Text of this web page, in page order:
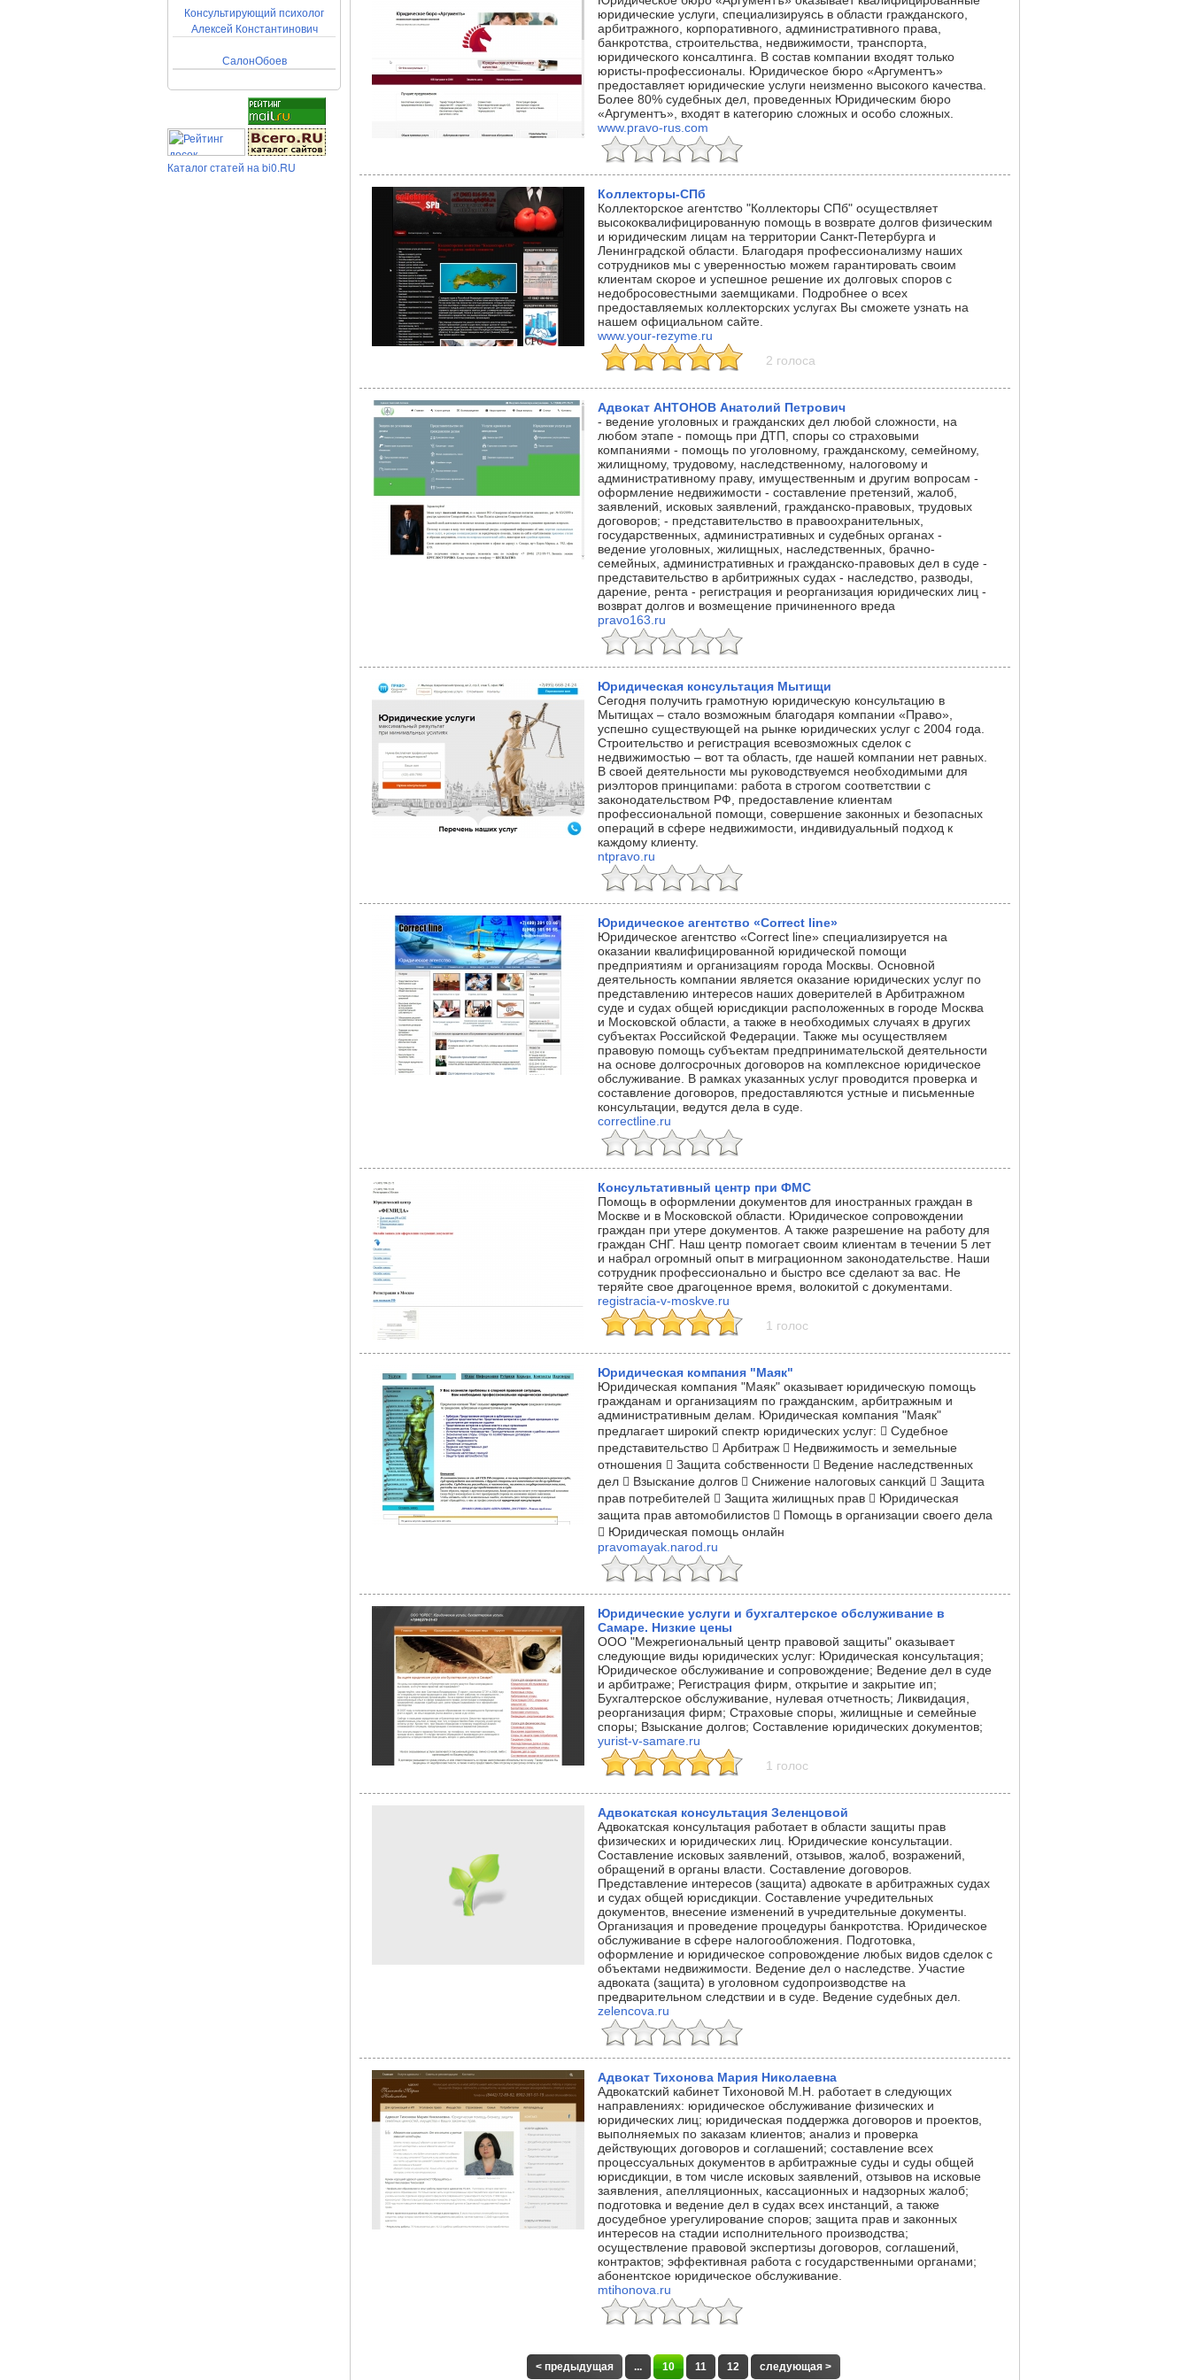
Консультирующий психолог
Алексей Константинович
СалонОбоев
Каталог статей на bi0.RU
юридические услуги, специализируясь в области гражданского,
арбитражного, корпоративного, административного права,
банкротства, строительства, недвижимости, транспорта,
юридического консалтинга. В состав компании входят только
юристы-профессионалы. Юридическое бюро «Аргументъ»
предоставляет юридические услуги неизменно высокого качества.
Более 80% судебных дел, проведенных Юридическим бюро
«Аргументъ», входят в категорию сложных и особо сложных.
www.pravo-rus.com
Коллекторы-СПб
Коллекторское агентство "Коллекторы СПб" осуществляет
высококвалифицированную помощь в возврате долгов физическим
и юридическим лицам на территории Санкт-Петербурга и
Ленинградской области. Благодаря профессионализму наших
сотрудников мы с уверенностью можем гарантировать своим
клиентам скорое и успешное решение их долговых споров с
недобросовестными заемщиками. Подробнее о всех
предоставляемых коллекторских услугах Вы сможете узнать на
нашем официальном сайте.
www.your-rezyme.ru
2 голоса
Адвокат АНТОНОВ Анатолий Петрович
- ведение уголовных и гражданских дел любой сложности, на
любом этапе - помощь при ДТП, споры со страховыми
компаниями - помощь по уголовному, гражданскому, семейному,
жилищному, трудовому, наследственному, налоговому и
административному праву, имущественным и другим вопросам -
оформление недвижимости - составление претензий, жалоб,
заявлений, исковых заявлений, гражданско-правовых, трудовых
договоров; - представительство в правоохранительных,
государственных, административных и судебных органах -
ведение уголовных, жилищных, наследственных, брачно-
семейных, административных и гражданско-правовых дел в суде -
представительство в арбитрижных судах - наследство, разводы,
дарение, рента - регистрация и реорганизация юридических лиц -
возврат долгов и возмещение причиненного вреда
pravo163.ru
Юридическая консультация Мытищи
Сегодня получить грамотную юридическую консультацию в
Мытищах – стало возможным благодаря компании «Право»,
успешно существующей на рынке юридических услуг с 2004 года.
Строительство и регистрация всевозможных сделок с
недвижимостью – вот та область, где нашей компании нет равных.
В своей деятельности мы руководствуемся необходимыми для
риэлторов принципами: работа в строгом соответствии с
законодательством РФ, предоставление клиентам
профессиональной помощи, совершение законных и безопасных
операций в сфере недвижимости, индивидуальный подход к
каждому клиенту.
ntpravo.ru
Юридическое агентство «Correct line»
Юридическое агентство «Correct line» специализируется на
оказании квалифицированной юридической помощи
предприятиям и организациям города Москвы. Основной
деятельность компании является оказание юридических услуг по
представлению интересов наших доверителей в Арбитражном
суде и судах общей юрисдикции расположенных в городе Москва
и Московской области, а также в необходимых случаях в других
субъектах Российской Федерации. Также мы осуществляем
правовую помощь субъектам предпринимательской деятельности
на основе долгосрочных договоров на комплексное юридическое
обслуживание. В рамках указанных услуг проводится проверка и
составление договоров, предоставляются устные и письменные
консультации, ведутся дела в суде.
correctline.ru
Консультативный центр при ФМС
Помощь в оформлении документов для иностранных граждан в
Москве и в Московской области. Юридическое сопровождении
граждан при утере документов. А также разрешение на работу для
граждан СНГ. Наш центр помогает своим клиентам в течении 5 лет
и набрал огромный опыт в миграционном законодательстве. Наши
сотрудник профессионально и быстро все сделают за вас. Не
теряйте свое драгоценное время, волокитой с документами.
registracia-v-moskve.ru
1 голос
Юридическая компания "Маяк"
Юридическая компания "Маяк" оказывает юридическую помощь
гражданам и организациям по гражданским, арбитражным и
административным делам. Юридическая компания "Маяк"
предлагает широкий спектр юридических услуг:  Судебное
представительство  Арбитраж  Недвижимость и земельные
отношения  Защита собственности  Ведение наследственных
дел  Взыскание долгов  Снижение налоговых санкций  Защита
прав потребителей  Защита жилищных прав  Юридическая
защита прав автомобилистов  Помощь в организации своего дела
 Юридическая помощь онлайн
pravomayak.narod.ru
Юридические услуги и бухгалтерское обслуживание в
Самаре. Низкие цены
ООО "Межрегиональный центр правовой защиты" оказывает
следующие виды юридических услуг: Юридическая консультация;
Юридическое обслуживание и сопровождение; Ведение дел в суде
и арбитраже; Регистрация фирм, открытие и закрытие ип;
Бухгалтерское обслуживание, нулевая отчетность; Ликвидация,
реорганизация фирм; Страховые споры, жилищные и семейные
споры; Взыскание долгов; Составление юридических документов;
yurist-v-samare.ru
1 голос
Адвокатская консультация Зеленцовой
Адвокатская консультация работает в области защиты прав
физических и юридических лиц. Юридические консультации.
Составление исковых заявлений, отзывов, жалоб, возражений,
обращений в органы власти. Составление договоров.
Представление интересов (защита) адвокате в арбитражных судах
и судах общей юрисдикции. Составление учредительных
документов, внесение изменений в учредительные документы.
Организация и проведение процедуры банкротства. Юридическое
обслуживание в сфере налогообложения. Подготовка,
оформление и юридическое сопровождение любых видов сделок с
объектами недвижимости. Ведение дел о наследстве. Участие
адвоката (защита) в уголовном судопроизводстве на
предварительном следствии и в суде. Ведение судебных дел.
zelencova.ru
Адвокат Тихонова Мария Николаевна
Адвокатский кабинет Тихоновой М.Н. работает в следующих
направлениях: юридическое обслуживание физических и
юридических лиц; юридическая поддержка договоров и проектов,
выполняемых по заказам клиентов; анализ и проверка
действующих договоров и соглашений; составление всех
процессуальных документов в арбитражные суды и суды общей
юрисдикции, в том числе исковых заявлений, отзывов на исковые
заявления, апелляционных, кассационных и надзорных жалоб;
подготовка и ведение дел в судах всех инстанций, а также
досудебное урегулирование споров; защита прав и законных
интересов на стадии исполнительного производства;
осуществление правовой экспертизы договоров, соглашений,
контрактов; эффективная работа с государственными органами;
абонентское юридическое обслуживание.
mtihonova.ru
< предыдущая ... 10 11 12 следующая >